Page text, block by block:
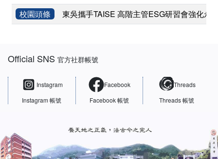
校園頭條
東吳攜手TAISE 高階主管ESG研習會強化永
Official SNS官方社群帳號
Instagram
Instagram 帳號
Facebook
Facebook 帳號
Threads
Threads 帳號